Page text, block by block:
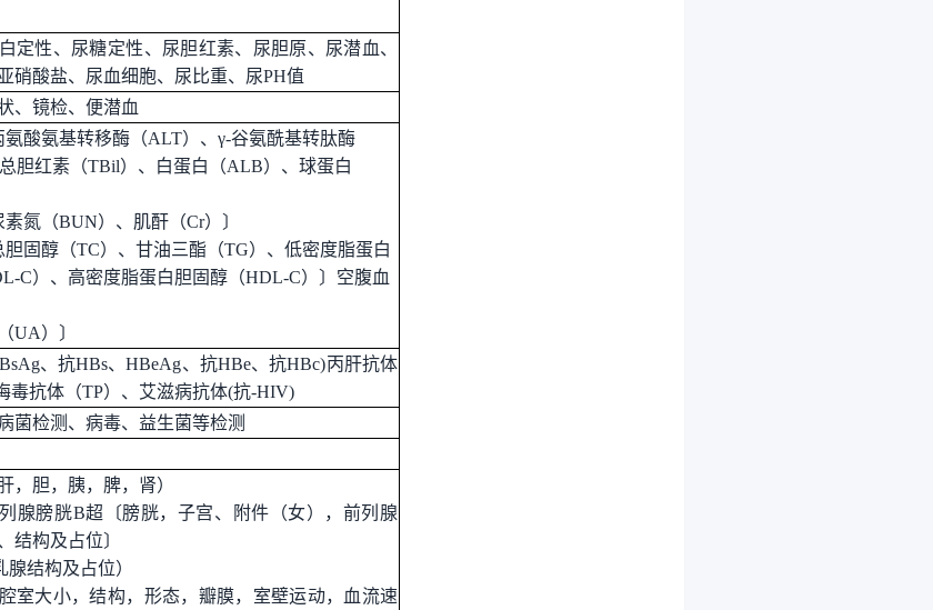
定性、尿糖定性、尿胆红素、尿胆原、尿潜血、
硝酸盐、尿血细胞、尿比重、尿PH值
、镜检、便潜血
氨酸氨基转移酶（ALT）、γ-谷氨酰基转肽酶
总胆红素（TBil）、白蛋白（ALB）、球蛋白
素氮（BUN）、肌酐（Cr）〕
胆固醇（TC）、甘油三酯（TG） 、低密度脂蛋白
C）、高密度脂蛋白胆固醇（HDL-C）〕空腹血
UA）〕
、抗HBs、HBeAg、抗HBe、抗HBc)丙肝抗体
毒抗体（TP） 、 艾滋病抗体(抗-HIV)
菌检测、病毒、益生菌等检测
，胆，胰，脾，肾）
腺膀胱B超〔膀胱，子宫、附件（女），前列腺
结构及占位〕
腺结构及占位）
腔室大小，结构，形态，瓣膜，室壁运动，血流速